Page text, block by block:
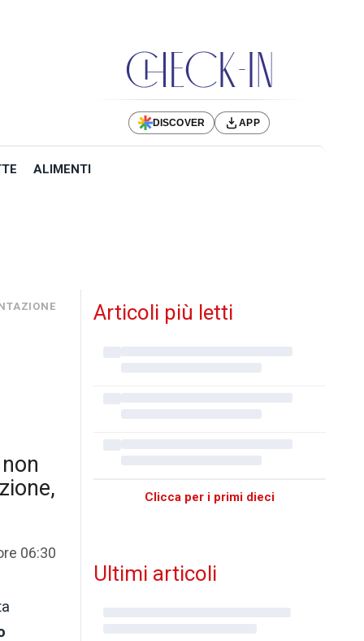
DISCOVER APP
ALIMENTI
06:30
Articoli più letti
Clicca per i primi dieci
Ultimi articoli